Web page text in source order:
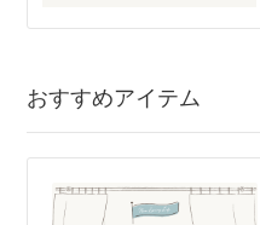
おすすめアイテム